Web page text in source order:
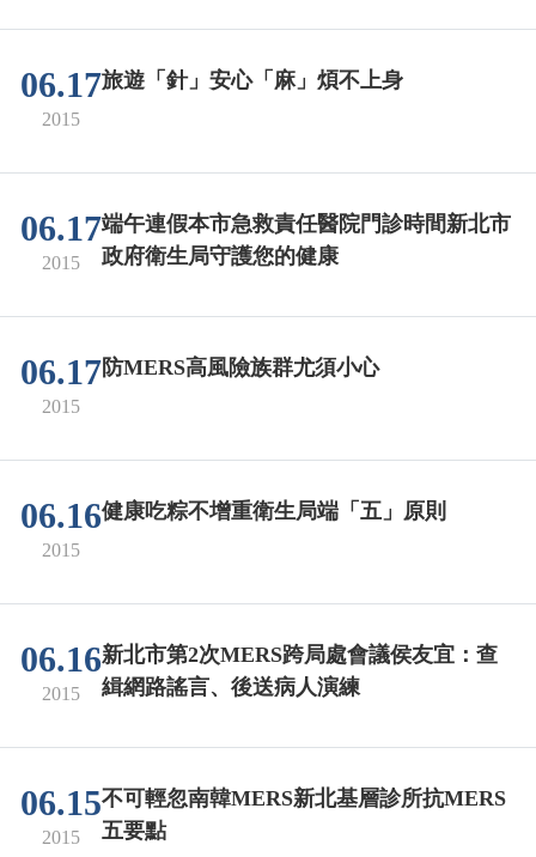
06.17
2015
旅遊「針」安心「麻」煩不上身
06.17
2015
端午連假本市急救責任醫院門診時間新北市
政府衛生局守護您的健康
06.17
2015
防MERS高風險族群尤須小心
06.16
2015
健康吃粽不增重衛生局端「五」原則
06.16
2015
新北市第2次MERS跨局處會議侯友宜：查
緝網路謠言、後送病人演練
06.15
2015
不可輕忽南韓MERS新北基層診所抗MERS
五要點